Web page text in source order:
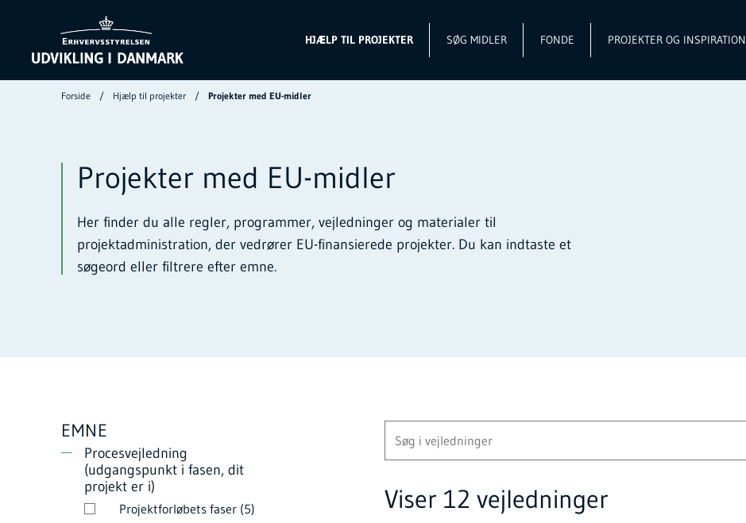
HJÆLP TIL PROJEKTER SØG MIDLER FONDE PROJEKTER OG INSPIRATION
Forside Hjælp til projekter Projekter med EU-midler
Projekter med EU-midler
Her finder du alle regler, programmer, vejledninger og materialer til
projektadministration, der vedrører EU-finansierede projekter. Du kan indtaste et
søgeord eller filtrere efter emne.
EMNE
Procesvejledning
(udgangspunkt i fasen, dit
projekt er i)
Projektforløbets faser (5) Viser 12 vejledninger